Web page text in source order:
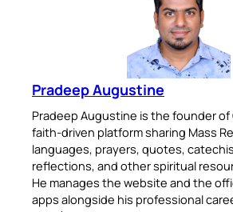
Pradeep Augustine
Pradeep Augustine is the founder of
faith-driven platform sharing Mass
languages, prayers, quotes,
reflections, and other spiritual
He manages the website and the
apps alongside his professional